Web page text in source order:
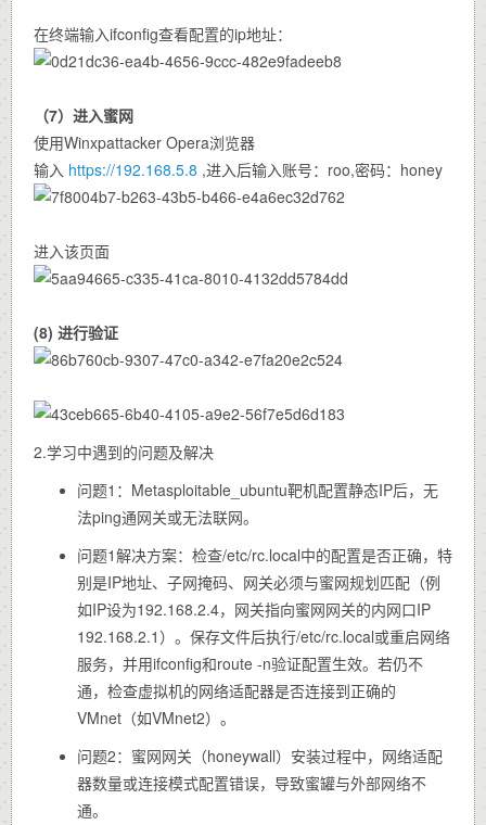
在终端输入ifconfig查看配置的ip地址：
（7）进入蜜网
使用Winxpattacker Opera浏览器
输入 https://192.168.5.8 ,进入后输入账号：roo,密码：honey
进入该页面
(8) 进行验证
2.学习中遇到的问题及解决
问题1：Metasploitable_ubuntu靶机配置静态IP后，无
法ping通网关或无法联网。
问题1解决方案：检查/etc/rc.local中的配置是否正确，特
别是IP地址、子网掩码、网关必须与蜜网规划匹配（例
如IP设为192.168.2.4，网关指向蜜网网关的内网口IP
192.168.2.1）。保存文件后执行/etc/rc.local或重启网络
服务，并用ifconfig和route -n验证配置生效。若仍不
通，检查虚拟机的网络适配器是否连接到正确的
VMnet（如VMnet2）。
问题2：蜜网网关（honeywall）安装过程中，网络适配
器数量或连接模式配置错误，导致蜜罐与外部网络不
通。